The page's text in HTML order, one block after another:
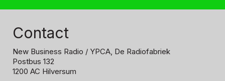
Contact
New Business Radio / YPCA, De Radiofabriek
Postbus 132
1200 AC Hilversum